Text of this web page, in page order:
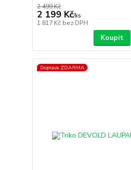
2 499 Kč
2 199 Kč/ks
1 817 Kč bez DPH
Koupit
Doprava ZDARMA